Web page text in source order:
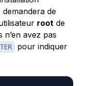
de
root de
n’en avez pas
pour indiquer